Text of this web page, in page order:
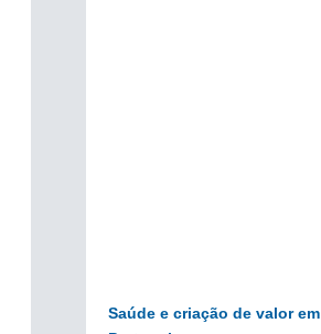
Saúde e criação de valor em